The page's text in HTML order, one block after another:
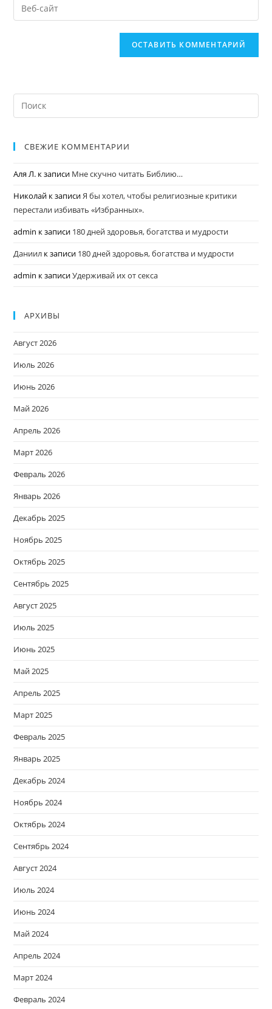
СВЕЖИЕ КОММЕНТАРИИ
Аля Л. к записи Мне скучно читать Библию…
Николай к записиЯ бы хотел, чтобы религиозные критики
перестали избивать «Избранных».
admin к записи 180 дней здоровья, богатства и мудрости
Даниил к записи 180 дней здоровья, богатства и мудрости
admin к записиУдерживай их от секса
АРХИВЫ
Август 2026
Июль 2026
Июнь 2026
Май 2026
Апрель 2026
Март 2026
Февраль 2026
Январь 2026
Декабрь 2025
Ноябрь 2025
Октябрь 2025
Сентябрь 2025
Август 2025
Июль 2025
Июнь 2025
Май 2025
Апрель 2025
Март 2025
Февраль 2025
Январь 2025
Декабрь 2024
Ноябрь 2024
Октябрь 2024
Сентябрь 2024
Август 2024
Июль 2024
Июнь 2024
Май 2024
Апрель 2024
Март 2024
Февраль 2024